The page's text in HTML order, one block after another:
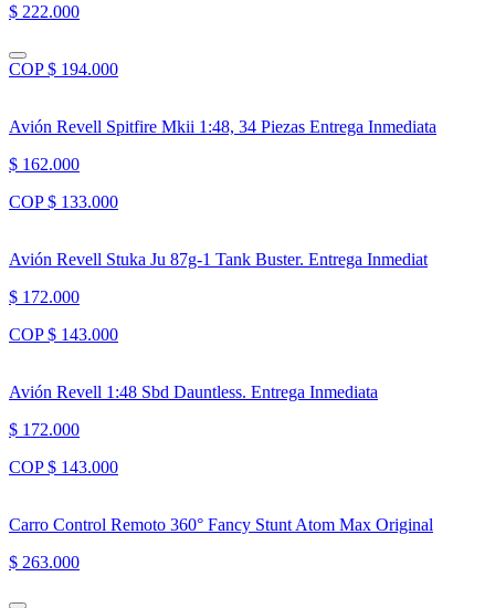
$ 222.000
COP $ 194.000
Avión Revell Spitfire Mkii 1:48, 34 Piezas Entrega Inmediata
$ 162.000
COP $ 133.000
Avión Revell Stuka Ju 87g-1 Tank Buster. Entrega Inmediat
$ 172.000
COP $ 143.000
Avión Revell 1:48 Sbd Dauntless. Entrega Inmediata
$ 172.000
COP $ 143.000
Carro Control Remoto 360° Fancy Stunt Atom Max Original
$ 263.000